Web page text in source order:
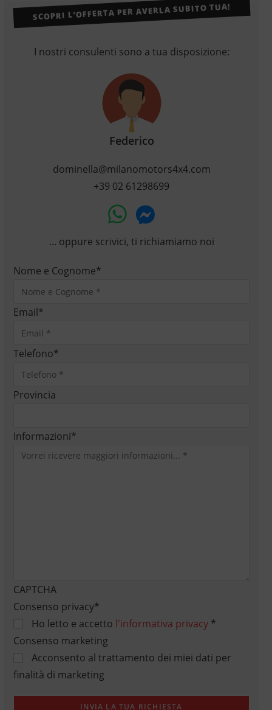
SCOPRI L’OFFERTA PER AVERLA SUBITO TUA!
I nostri consulenti sono a tua disposizione:
Federico
dominella@milanomotors4x4.com
+39 02 61298699
... oppure scrivici, ti richiamiamo noi
Nome e Cognome*
Email*
Telefono*
Provincia
Informazioni*
CAPTCHA
Consenso privacy*
Ho letto e accetto l'informativa privacy*
Consenso marketing
Acconsento al trattamento dei miei dati per
finalità di marketing